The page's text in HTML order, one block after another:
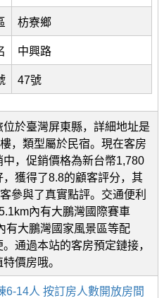
枋寮鄉
中興路
47號
於臺灣屏東縣，詳細地址是
，類型屬於民宿。現在客房
中，促銷價格為新台幣1,780
，獲得了8.8的顧客評分，其
參與了真實點評。交通便利
內有大鵬灣國際賽車
有大鵬灣國家風景區等配
通過本站的客房預定鏈接，
價房哦。
6-14人 按訂房人數開放房間